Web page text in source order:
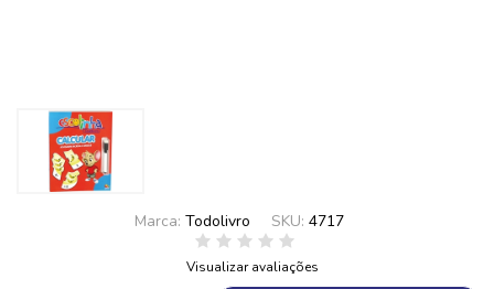
Marca: Todolivro SKU: 4717
Visualizar avaliações